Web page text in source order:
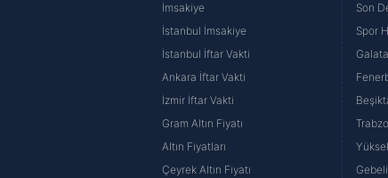
İmsakiye
İstanbul İmsakiye
İstanbul İftar Vakti
Ankara İftar Vakti
İzmir İftar Vakti
Gram Altın Fiyatı
Altın Fiyatları
Çeyrek Altın Fiyatı
Son
Spor